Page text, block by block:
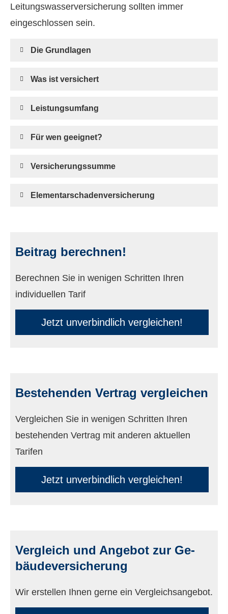
Leitungswasserversicherung sollten immer
eingeschlossen sein.
Die Grundlagen
Was ist versichert
Leistungsumfang
Für wen geeignet?
Versicherungssumme
Elementarschadenversicherung
Beitrag berechnen!
Berechnen Sie in wenigen Schritten Ihren
individuellen Tarif
Jetzt unverbindlich ver­gleichen!
Bestehenden Vertrag ver­gleichen
Vergleichen Sie in wenigen Schritten Ihren
bestehenden Vertrag mit anderen aktuellen
Tarifen
Jetzt unverbindlich ver­gleichen!
Vergleich und Angebot zur Ge­
bäude­ver­si­che­rung
Wir erstellen Ihnen gerne ein Vergleichsangebot.